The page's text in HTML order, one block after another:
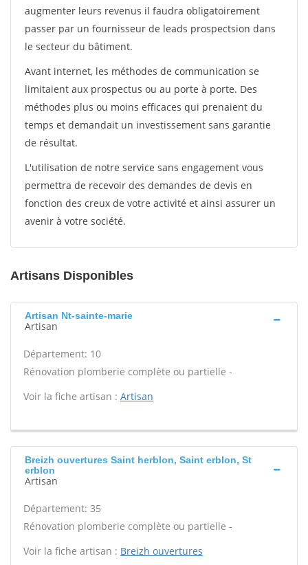
augmenter leurs revenus il faudra obligatoirement
passer par un fournisseur de leads prospectsion dans
le secteur du bâtiment.
Avant internet, les méthodes de communication se
limitaient aux prospectus ou au porte à porte. Des
méthodes plus ou moins efficaces qui prenaient du
temps et demandait un investissement sans garantie
de résultat.
L'utilisation de notre service sans engagement vous
permettra de recevoir des demandes de devis en
fonction des creux de votre activité et ainsi assurer un
avenir à votre société.
Artisans Disponibles
Artisan Nt-sainte-marie
Artisan
Département: 10
Rénovation plomberie complète ou partielle -
Voir la fiche artisan : Artisan
Breizh ouvertures Saint herblon, Saint erblon, St
erblon
Artisan
Département: 35
Rénovation plomberie complète ou partielle -
Voir la fiche artisan : Breizh ouvertures